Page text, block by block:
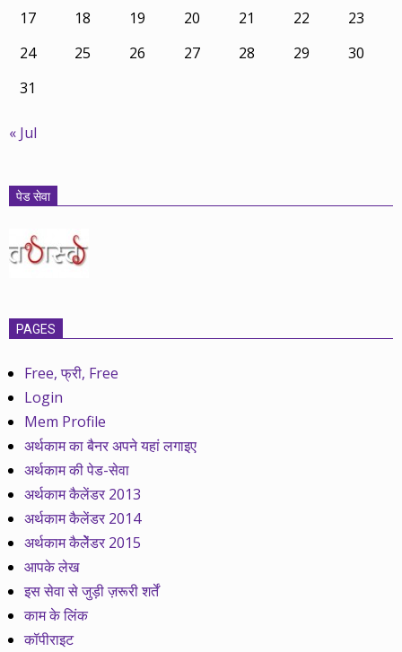
17 18 19 20 21 22
23
24
25 26 27 28 29
30
31
« Jul
पेड सेवा
PAGES
Free, फ्री, Free
Login
Mem Profile
अर्थकाम का बैनर अपने यहां लगाइए
अर्थकाम की पेड-सेवा
अर्थकाम कैलेंडर 2013
अर्थकाम कैलेंडर 2014
अर्थकाम कैलेेंडर 2015
आपके लेख
इस सेवा से जुड़ी ज़रूरी शर्तें
काम के लिंक
कॉपीराइट